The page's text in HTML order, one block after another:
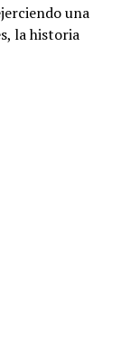
una
la historia